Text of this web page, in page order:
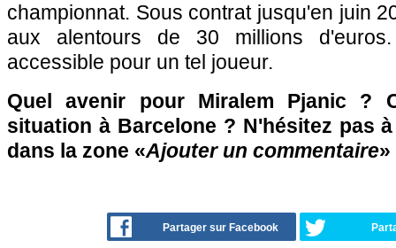
championnat. Sous contrat jusqu'en juin
aux alentours de 30 millions
accessible pour un tel joueur.
Quel avenir pour Miralem Pjanic ?
situation à Barcelone ? N'hésitez pas
dans la zone «Ajouter un commentaire
Partager sur Facebook